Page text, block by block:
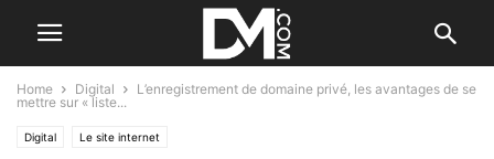
Home Digital
L’enregistrement de domaine privé, les avantages de se
mettre sur « liste...
Digital Le site internet